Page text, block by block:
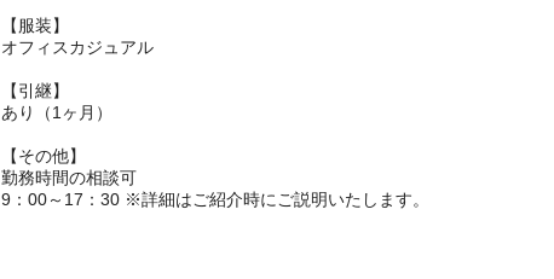
【服装】
オフィスカジュアル
【引継】
あり（1ヶ月）
【その他】
勤務時間の相談可
9：00～17：30 ※詳細はご紹介時にご説明いたします。